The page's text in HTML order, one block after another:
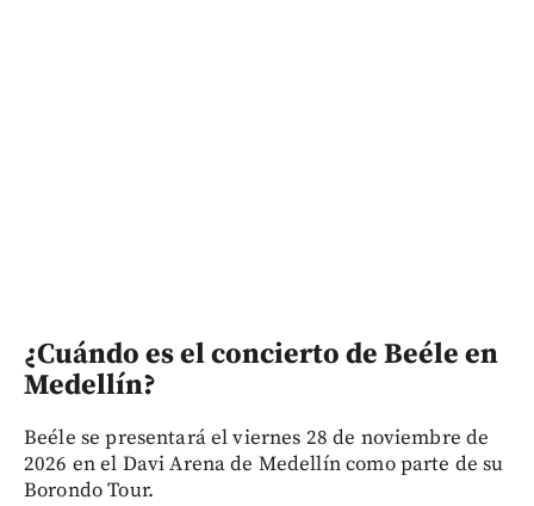
¿Cuándo es el concierto de Beéle en
Medellín?
Beéle se presentará el viernes 28 de noviembre de
2026 en el Davi Arena de Medellín como parte de su
Borondo Tour.